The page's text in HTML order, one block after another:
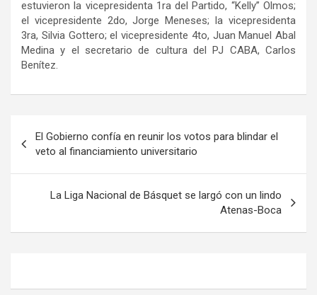
estuvieron la vicepresidenta 1ra del Partido, “Kelly” Olmos;
el vicepresidente 2do, Jorge Meneses; la vicepresidenta
3ra, Silvia Gottero; el vicepresidente 4to, Juan Manuel Abal
Medina y el secretario de cultura del PJ CABA, Carlos
Benítez.
de
entradas
El Gobierno confía en reunir los votos para blindar el
veto al financiamiento universitario
La Liga Nacional de Básquet se largó con un lindo
Atenas-Boca